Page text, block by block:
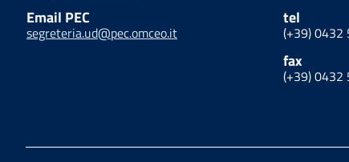
Email PEC
segreteria.ud@pec.omceo.it
tel
(+39) 0432
fax
(+39) 0432